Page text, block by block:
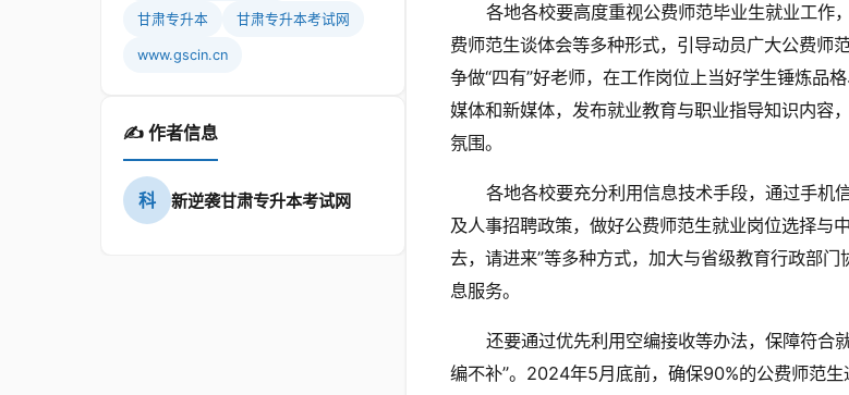
甘肃专升本 甘肃专升本考试网
www.gscin.cn
✍️ 作者信息
科 新逆袭甘肃专升本考试网
各地各校要高度重视公费师范毕业生就业工作
费师范生谈体会等多种形式，引导动员广大公费师
争做“四有”好老师，在工作岗位上当好学生锤炼品
媒体和新媒体，发布就业教育与职业指导知识内容
氛围。
各地各校要充分利用信息技术手段，通过手机
及人事招聘政策，做好公费师范生就业岗位选择与
去，请进来”等多种方式，加大与省级教育行政部
息服务。
还要通过优先利用空编接收等办法，保障符合
编不补”。2024年5月底前，确保90%的公费师范